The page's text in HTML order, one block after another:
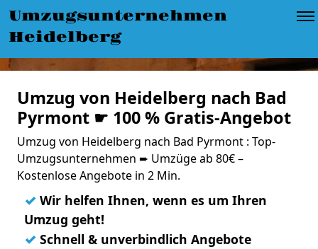
Umzugsunternehmen
Heidelberg
Umzug von Heidelberg nach Bad
Pyrmont ☛ 100 % Gratis-Angebot
Umzug von Heidelberg nach Bad Pyrmont : Top-
Umzugsunternehmen ➨ Umzüge ab 80€ –
Kostenlose Angebote in 2 Min.
✓ Wir helfen Ihnen, wenn es um Ihren
Umzug geht!
✓ Schnell & unverbindlich Angebote